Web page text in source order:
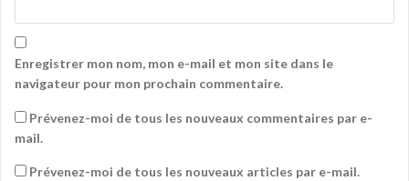
Enregistrer mon nom, mon e-mail et mon site dans le
navigateur pour mon prochain commentaire.
Prévenez-moi de tous les nouveaux commentaires par e-
mail.
Prévenez-moi de tous les nouveaux articles par e-mail.